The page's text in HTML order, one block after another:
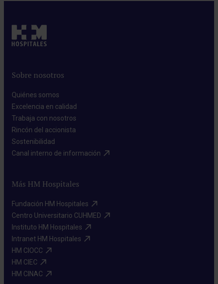
Sobre nosotros
Quiénes somos​
Excelencia en calidad​
Trabaja con nosotros​
Rincón del accionista​
Sostenibilidad​
Canal interno de información​
Más HM Hospitales
Fundación HM Hospitales​
Centro Universitario CUHMED​
Instituto HM Hospitales​
Intranet HM Hospitales​
HM CIOCC​
HM CIEC​
HM CINAC​